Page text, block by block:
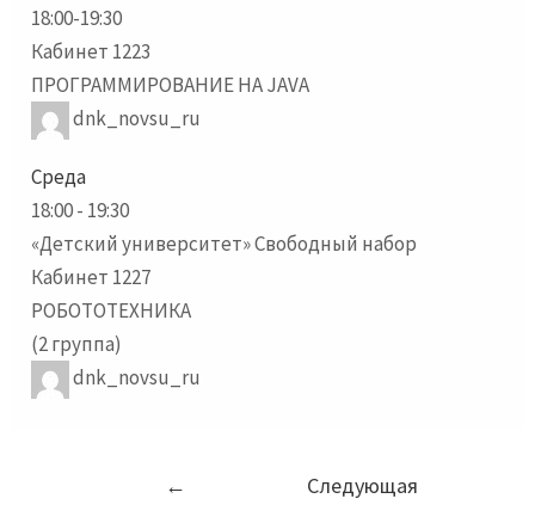
18:00-19:30
Кабинет 1223
ПРОГРАММИРОВАНИЕ НА JAVA
dnk_novsu_ru
Среда
18:00- 19:30
«Детский университет» Свободный набор
Кабинет 1227
РОБОТОТЕХНИКА
(2 группа)
dnk_novsu_ru
←
Следующая